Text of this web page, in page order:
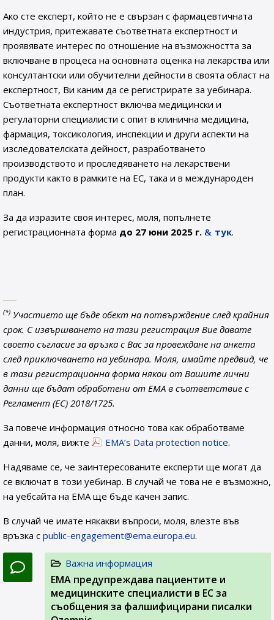
Ако сте експерт, който не е свързан с фармацевтичната
индустрия, притежавате съответната експертност и
проявявате интерес по отношение на възможността за
включване в процеса на основната оценка на лекарства или
консултантски или обучителни дейности в своята област на
експертност, Ви каним да се регистрирате за уебинара.
Съответната експертност включва медицински и
регулаторни специалисти с опит в клинична медицина,
фармация, токсикология, инспекции и други аспекти на
изследователската дейност, разработването
производството и проследяването на лекарствени
продукти както в рамките на ЕС, така и в международен
план.
За да изразите своя интерес, моля, попълнете
регистрационната форма до 27 юни 2025 г. тук.
(*) Участието ще бъде обект на потвърждение след крайния
срок. С извършването на тази регистрация Вие давате
своето съгласие за връзка с Вас за провеждане на анкета
след приключването на уебинара. Моля, имайте предвид, че
в тази регистрационна форма някои от Вашите лични
данни ще бъдат обработени от EMA в съответствие с
Регламент (ЕС) 2018/1725.
За повече информация относно това как обработваме
данни, моля, вижте
EMA’s Data protection notice.
Надяваме се, че заинтересованите експерти ще могат да
се включат в този уебинар. В случай че това не е възможно,
на уебсайта на ЕМА ще бъде качен запис.
В случай че имате някакви въпроси, моля, влезте във
връзка с public-engagement@ema.europa.eu.
Важна информация
EMA предупреждава пациентите и
медицинските специалисти в ЕС за
съобщения за фалшифицирани писалки